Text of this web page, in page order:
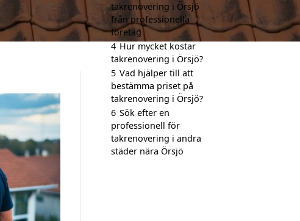
takrenovering i Örsjö
från professionella
företag
4 Hur mycket kostar
takrenovering i Örsjö?
5 Vad hjälper till att
bestämma priset på
takrenovering i Örsjö?
6 Sök efter en
professionell för
takrenovering i andra
städer nära Örsjö